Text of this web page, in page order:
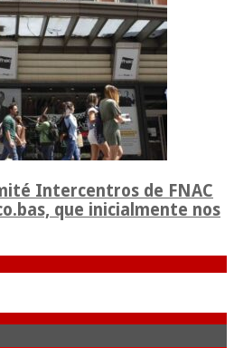
Intercentros de FNAC
que inicialmente nos